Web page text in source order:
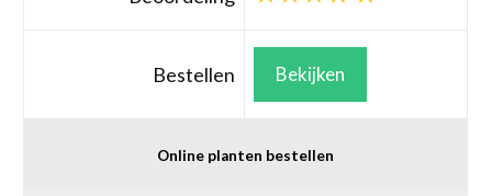
Bestellen Bekijken
Online planten bestellen